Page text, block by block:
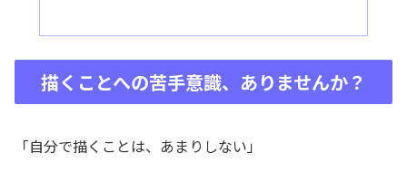
描くことへの苦手意識、ありませんか？
「自分で描くことは、あまりしない」